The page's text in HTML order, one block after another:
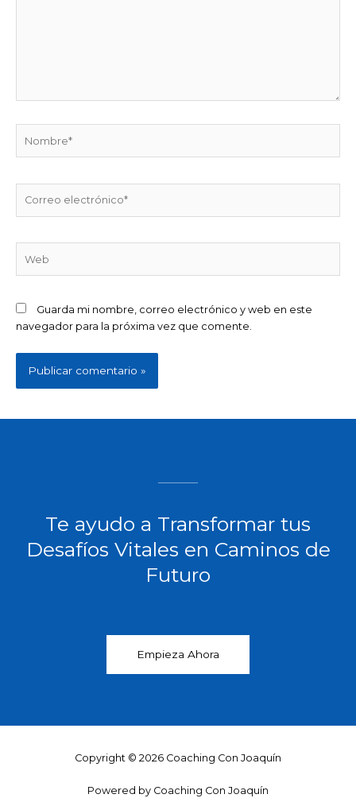
electrónico*
Guarda mi nombre, correo electrónico y web en este
navegador para la próxima vez que comente.
Te ayudo a Transformar tus
Desafíos Vitales en Caminos de
Futuro​
Empieza Ahora
Copyright © 2026 Coaching Con Joaquín
Powered by Coaching Con Joaquín